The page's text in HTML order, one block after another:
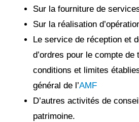
Sur la fourniture de
Sur la réalisation
Le service de réception et
d’ordres pour le compte de
conditions et limites
général de l’AMF
D’autres activités de
patrimoine.